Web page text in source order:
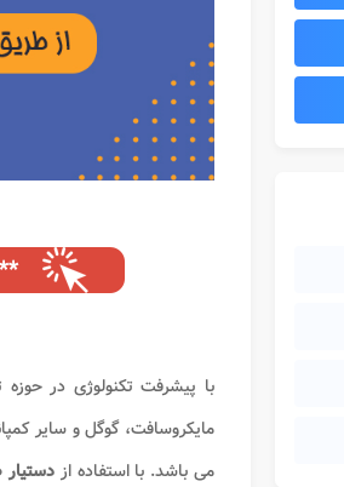
با پیشرفت تکنولوژی در
مایکروسافت، گوگل و سایر
می باشد. با استفاده از